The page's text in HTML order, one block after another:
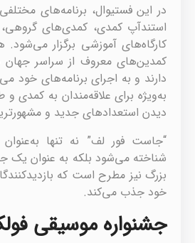
در این فستیوال، برنامه‌های
استندآپ کمدی، کمدی‌های
کارگاه‌های آموزشی برگزار می‌شود.
کمدین‌های معروف از سراسر جهان
دارند و به اجرای برنامه‌های خود
به‌ویژه برای علاقه‌مندان به کمدی
دیدن استعدادهای جدید و
“جاست فور لف” نه تنها
شناخته می‌شود بلکه به عنوان
بزرگ نیز مطرح است که
خود جذب می‌کند.
جشنواره موسیقی